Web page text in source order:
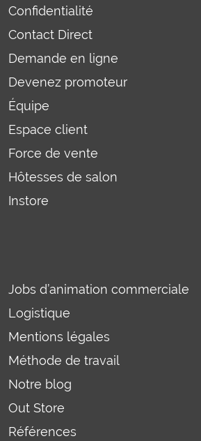
Confidentialité
Contact Direct
Demande en ligne
Devenez promoteur
Équipe
Espace client
Force de vente
Hôtesses de salon
Instore
Jobs d’animation commerciale
Logistique
Mentions légales
Méthode de travail
Notre blog
Out Store
Références